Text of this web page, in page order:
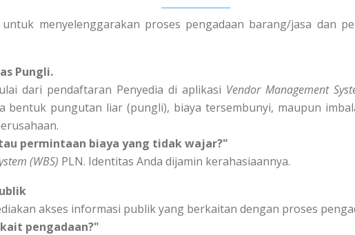
menyelenggarakan proses pengadaan barang/jasa dan
Pungli.
dari pendaftaran Penyedia di aplikasi Vendor Management
bentuk pungutan liar (pungli), biaya tersembunyi, maupun
permintaan biaya yang tidak wajar?"
(WBS) PLN. Identitas Anda dijamin kerahasiaannya.
akses informasi publik yang berkaitan dengan proses
pengadaan?"